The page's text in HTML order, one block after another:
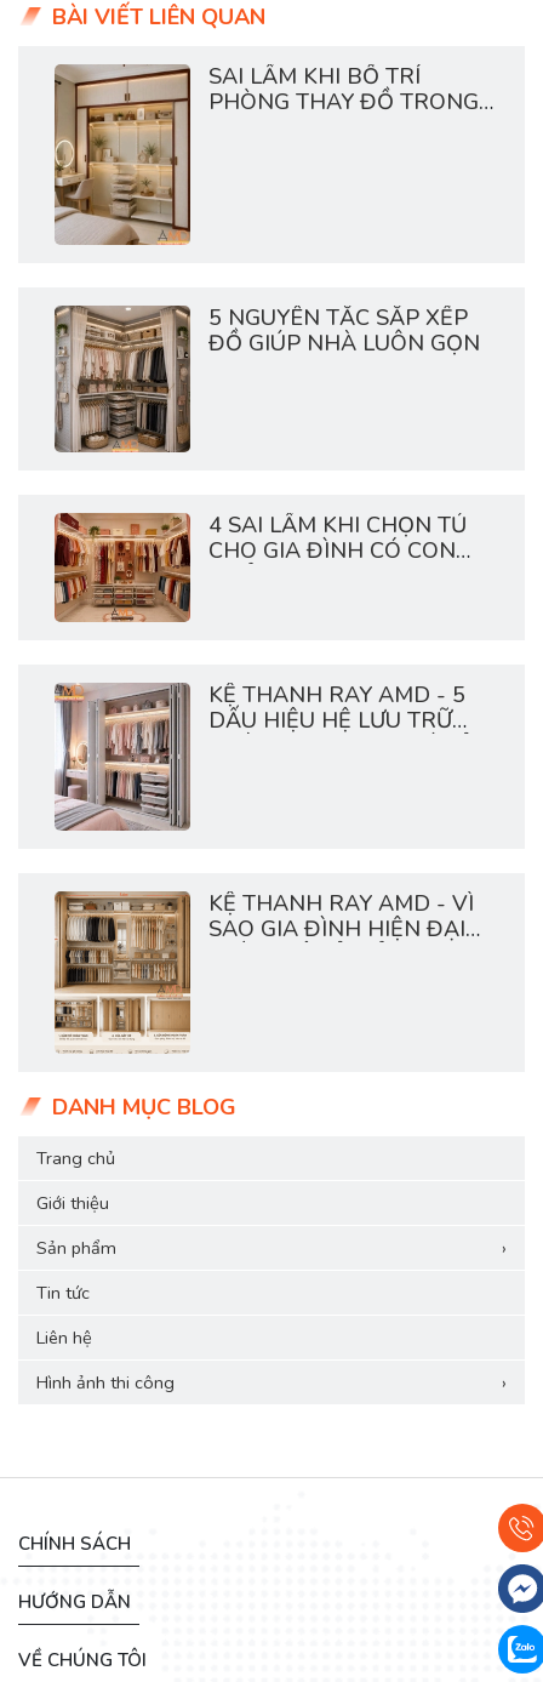
BÀI VIẾT LIÊN QUAN
SAI LẦM KHI BỐ TRÍ
PHÒNG THAY ĐỒ TRONG
5 NGUYÊN TẮC SẮP XẾP
ĐỒ GIÚP NHÀ LUÔN GỌN
4 SAI LẦM KHI CHỌN TỦ
CHO GIA ĐÌNH CÓ CON
KỆ THANH RAY AMD - 5
DẤU HIỆU HỆ LƯU TRỮ
KỆ THANH RAY AMD - VÌ
SAO GIA ĐÌNH HIỆN ĐẠI
DANH MỤC BLOG
Trang chủ
Giới thiệu
Sản phẩm
›
Tin tức
Liên hệ
Hình ảnh thi công
›
CHÍNH SÁCH
HƯỚNG DẪN
VỀ CHÚNG TÔI